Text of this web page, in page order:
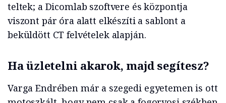
teltek; a Dicomlab szoftvere és központja
viszont pár óra alatt elkészíti a sablont a
beküldött CT felvételek alapján.
Ha üzletelni akarok, majd segítesz?
Varga Endrében már a szegedi egyetemen is ott